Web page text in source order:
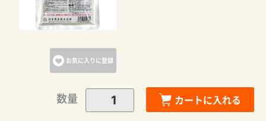
お気に入りに登録
数量 カートに入れる